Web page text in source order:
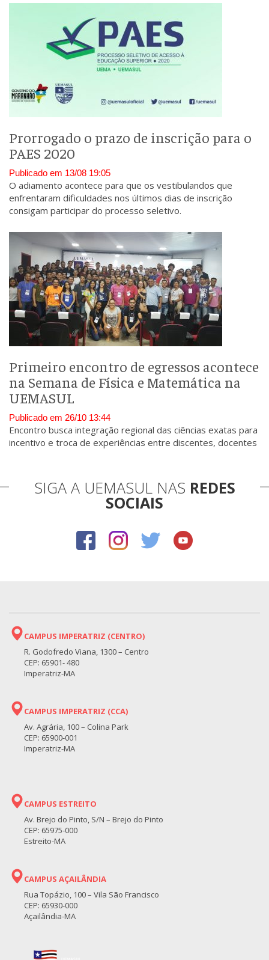
Prorrogado o prazo de inscrição para o
PAES 2020
Publicado em 13/08 19:05
O adiamento acontece para que os vestibulandos que
enfrentaram dificuldades nos últimos dias de inscrição
consigam participar do processo seletivo.
Primeiro encontro de egressos acontece
na Semana de Física e Matemática na
UEMASUL
Publicado em 26/10 13:44
Encontro busca integração regional das ciências exatas para
incentivo e troca de experiências entre discentes, docentes
SIGA A UEMASUL NAS REDES
SOCIAIS
CAMPUS IMPERATRIZ (CENTRO)
R. Godofredo Viana, 1300 – Centro
CEP: 65901- 480
Imperatriz-MA
CAMPUS IMPERATRIZ (CCA)
Av. Agrária, 100 – Colina Park
CEP: 65900-001
Imperatriz-MA
CAMPUS ESTREITO
Av. Brejo do Pinto, S/N – Brejo do Pinto
CEP: 65975-000
Estreito-MA
CAMPUS AÇAILÂNDIA
Rua Topázio, 100 – Vila São Francisco
CEP: 65930-000
Açailândia-MA